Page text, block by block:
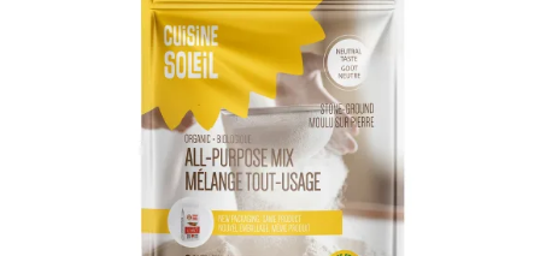
CART
FR
ADD TO CART / DETAILS